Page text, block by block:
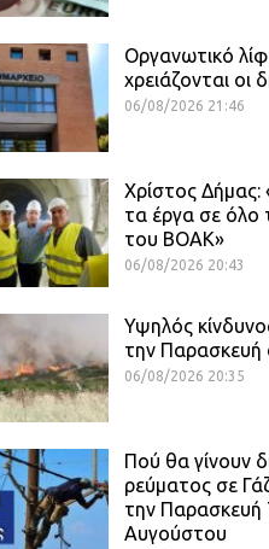
Οργανωτικό
χρειάζονται οι
06/08/2026 21:46
Χρίστος
τα έργα σε όλο
του ΒΟΑΚ»
06/08/2026 20:43
Υψηλός
την Παρασκευή
06/08/2026 20:35
Πού θα γίνουν
ρεύματος σε
την Παρασκευή
Αυγούστου